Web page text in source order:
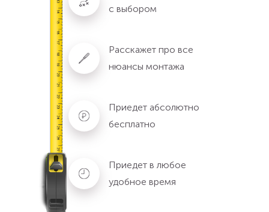
с выбором
Расскажет про все
нюансы монтажа
Приедет абсолютно
бесплатно
Приедет в любое
удобное время